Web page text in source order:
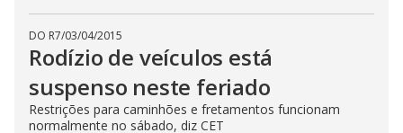
DO R7/03/04/2015
Rodízio de veículos está
suspenso neste feriado
Restrições para caminhões e fretamentos funcionam
normalmente no sábado, diz CET